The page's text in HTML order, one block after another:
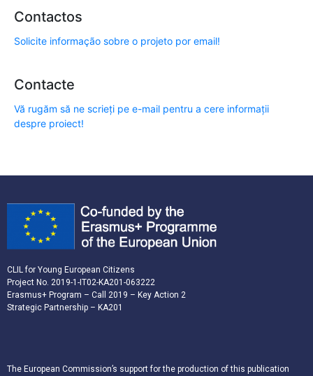
Contactos
Solicite informação sobre o projeto por email!
Contacte
Vă rugăm să ne scrieți pe e-mail pentru a cere informații
despre proiect!
CLIL for Young European Citizens
Project No. 2019-1-IT02-KA201-063222
Erasmus+ Program – Call 2019 – Key Action 2
Strategic Partnership – KA201
The European Commission’s support for the production of this publication